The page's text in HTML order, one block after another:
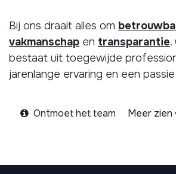
Bij ons draait alles om
vakmanschap en transparantie.
bestaat uit toegewijde
jarenlange ervaring en een
Ontmoet het team Meer zien